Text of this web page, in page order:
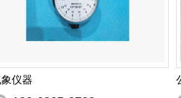
象仪器
186-6365-3723